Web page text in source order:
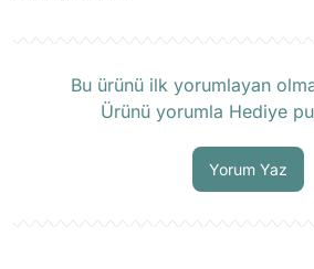
Bu ürünü ilk yorumlayan
Ürünü yorumla Hediye
Yorum Yaz